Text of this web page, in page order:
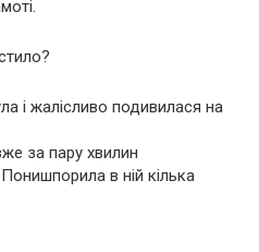
і жалісливо подивилася на
за пару хвилин
в ній кілька